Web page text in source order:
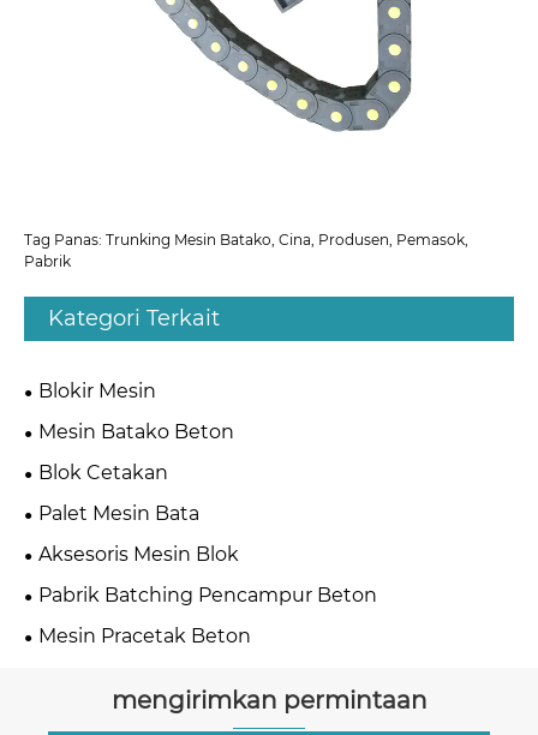
Tag Panas: Trunking Mesin Batako, Cina, Produsen, Pemasok,
Pabrik
Kategori Terkait
Blokir Mesin
Mesin Batako Beton
Blok Cetakan
Palet Mesin Bata
Aksesoris Mesin Blok
Pabrik Batching Pencampur Beton
Mesin Pracetak Beton
mengirimkan permintaan